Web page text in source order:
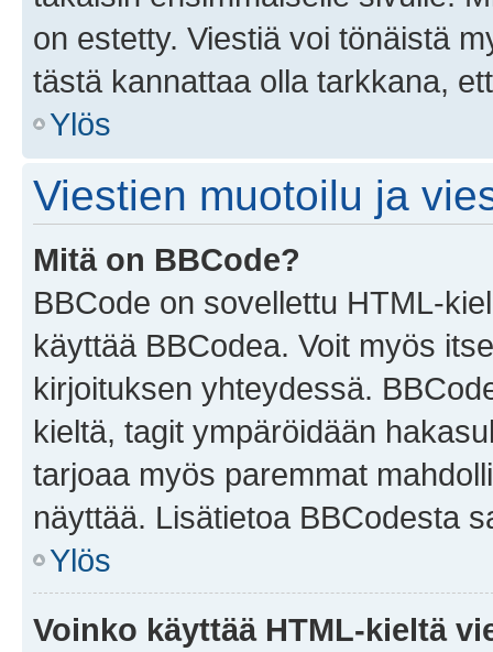
on estetty. Viestiä voi tönäistä
tästä kannattaa olla tarkkana,
Ylös
Viestien muotoilu ja
Mitä on BBCode?
BBCode on sovellettu HTML-
käyttää BBCodea. Voit myös
kirjoituksen yhteydessä.
kieltä, tagit ympäröidään
tarjoaa myös paremmat
näyttää. Lisätietoa BBCodesta
Ylös
Voinko käyttää HTML-kieltä